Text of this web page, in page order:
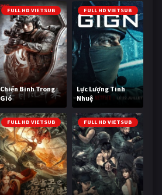
FULL HD VIETSUB
Chiến Binh Trong
Gió
FULL HD VIETSUB
Lực Lượng Tinh
Nhuệ
FULL HD VIETSUB FULL HD VIETSUB